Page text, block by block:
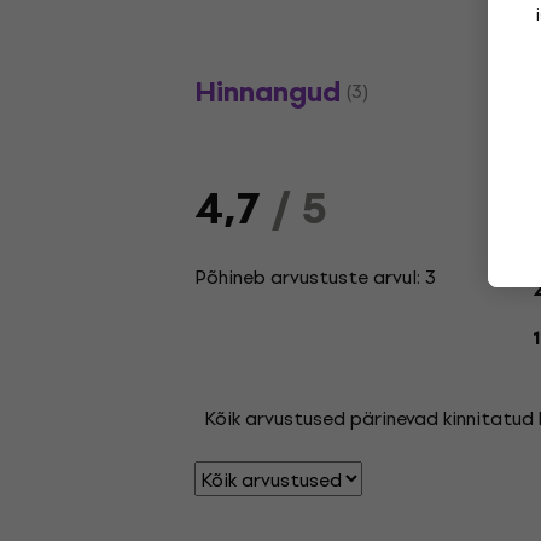
Hinnangud (3)
4,7/ 5
Põhineb arvustuste arvul: 3
1
Kõik arvustused pärinevad